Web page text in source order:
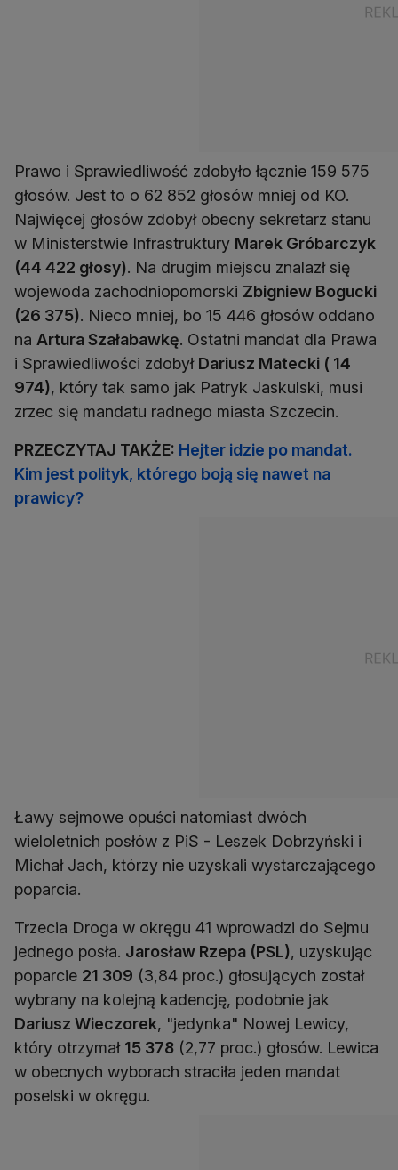
Prawo i Sprawiedliwość zdobyło łącznie 159 575
głosów. Jest to o 62 852 głosów mniej od KO.
Najwięcej głosów zdobył obecny sekretarz stanu
w Ministerstwie Infrastruktury Marek Gróbarczyk
(44 422 głosy). Na drugim miejscu znalazł się
wojewoda zachodniopomorski Zbigniew Bogucki
(26 375). Nieco mniej, bo 15 446 głosów oddano
na Artura Szałabawkę. Ostatni mandat dla Prawa
i Sprawiedliwości zdobył Dariusz Matecki ( 14
974), który tak samo jak Patryk Jaskulski, musi
zrzec się mandatu radnego miasta Szczecin.
PRZECZYTAJ TAKŻE: Hejter idzie po mandat.
Kim jest polityk, którego boją się nawet na
prawicy?
Ławy sejmowe opuści natomiast dwóch
wieloletnich posłów z PiS - Leszek Dobrzyński i
Michał Jach, którzy nie uzyskali wystarczającego
poparcia.
Trzecia Droga w okręgu 41 wprowadzi do Sejmu
jednego posła. Jarosław Rzepa (PSL), uzyskując
poparcie 21 309 (3,84 proc.) głosujących został
wybrany na kolejną kadencję, podobnie jak
Dariusz Wieczorek, "jedynka" Nowej Lewicy,
który otrzymał 15 378 (2,77 proc.) głosów. Lewica
w obecnych wyborach straciła jeden mandat
poselski w okręgu.